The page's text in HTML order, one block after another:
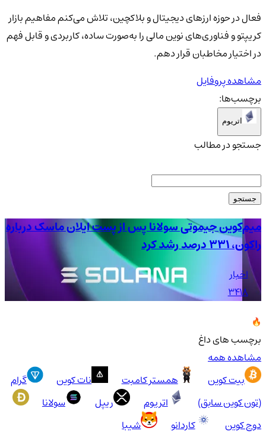
فعال در حوزه ارزهای دیجیتال و بلاکچین، تلاش می‌کنم مفاهیم بازار
کریپتو و فناوری‌های نوین مالی را به‌صورت ساده، کاربردی و قابل فهم
در اختیار مخاطبان قرار دهم.
مشاهده پروفایل
برچسب‌ها:
اتریوم
جستجو در مطالب
جستجو
میم‌کوین جیموتی سولانا پس از پست ایلان ماسک درباره
راکون، ۳۳۱ درصد رشد کرد
اخبار
3418
برچسب های داغ
مشاهده همه
بیت کوین
همستر کامبت نات کوین
گرام
(تون کوین سابق)
اتریوم ریپل
سولانا
دوج کوین
کاردانو شیبا